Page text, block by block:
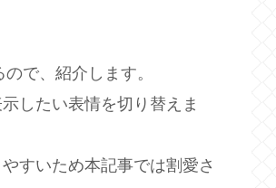
で、紹介します。
したい表情を切り替えま
すいため本記事では割愛さ